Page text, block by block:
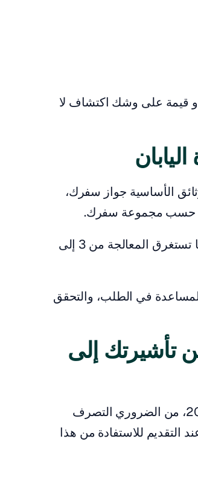
قيمة على وشك اكتشاف لا
الأساسية جواز سفرك،
حسب مجموعة سفرك.
عادةً ما تستغرق المعالجة من 3 إلى
في الطلب، والتحقق
تأشيرتك إلى
مع وجود عدد محدود من الأماكن المتاحة حتى 19 مارس 2026، من الضروري التصرف
التقديم للاستفادة من هذا